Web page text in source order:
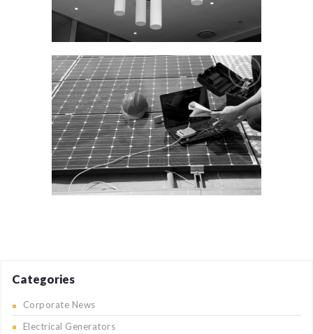
Categories
Corporate News
Electrical Generators